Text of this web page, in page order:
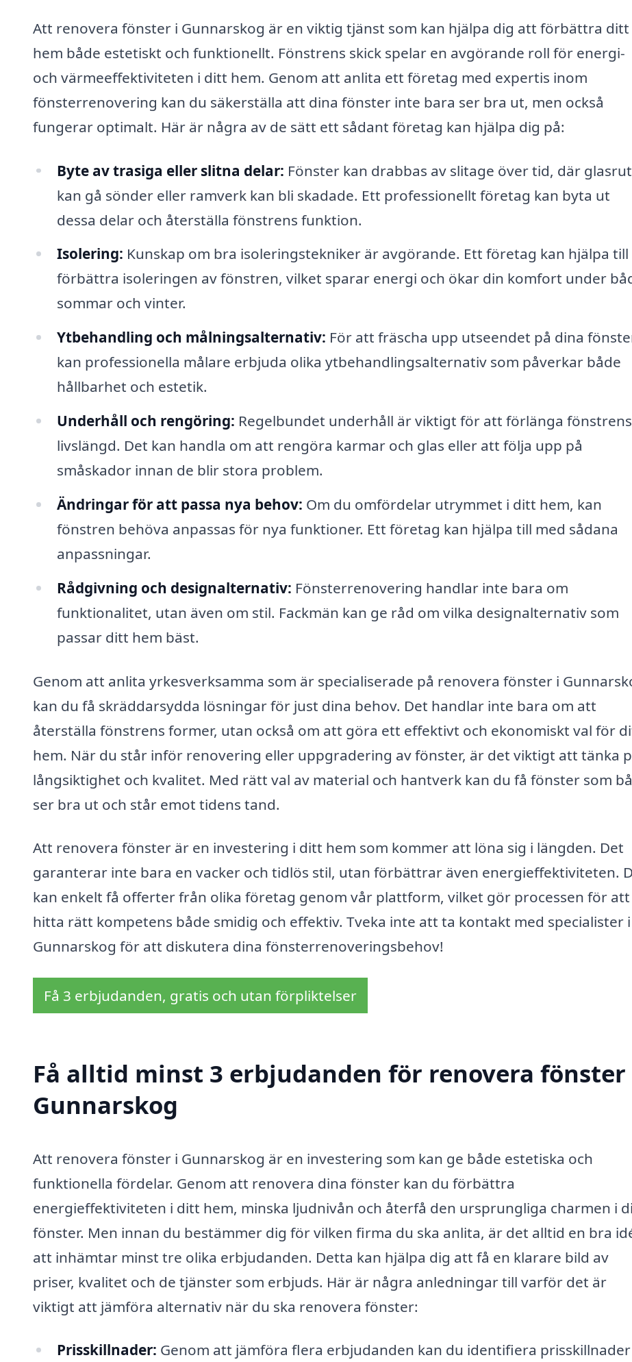
Att renovera fönster i Gunnarskog är en viktig tjänst som kan hjälpa dig att förbättra ditt
hem både estetiskt och funktionellt. Fönstrens skick spelar en avgörande roll för energi-
och värmeeffektiviteten i ditt hem. Genom att anlita ett företag med expertis inom
fönsterrenovering kan du säkerställa att dina fönster inte bara ser bra ut, men också
fungerar optimalt. Här är några av de sätt ett sådant företag kan hjälpa dig på:
Byte av trasiga eller slitna delar: Fönster kan drabbas av slitage över tid, där
kan gå sönder eller ramverk kan bli skadade. Ett professionellt företag kan byta ut
dessa delar och återställa fönstrens funktion.
Isolering: Kunskap om bra isoleringstekniker är avgörande. Ett företag kan hjälpa
förbättra isoleringen av fönstren, vilket sparar energi och ökar din komfort under
sommar och vinter.
Ytbehandling och målningsalternativ: För att fräscha upp utseendet på dina
kan professionella målare erbjuda olika ytbehandlingsalternativ som påverkar både
hållbarhet och estetik.
Underhåll och rengöring: Regelbundet underhåll är viktigt för att förlänga fönstrens
livslängd. Det kan handla om att rengöra karmar och glas eller att följa upp på
småskador innan de blir stora problem.
Ändringar för att passa nya behov: Om du omfördelar utrymmet i ditt hem, kan
fönstren behöva anpassas för nya funktioner. Ett företag kan hjälpa till med sådana
anpassningar.
Rådgivning och designalternativ: Fönsterrenovering handlar inte bara om
funktionalitet, utan även om stil. Fackmän kan ge råd om vilka designalternativ som
passar ditt hem bäst.
Genom att anlita yrkesverksamma som är specialiserade på renovera fönster i
kan du få skräddarsydda lösningar för just dina behov. Det handlar inte bara om att
återställa fönstrens former, utan också om att göra ett effektivt och ekonomiskt val för
hem. När du står inför renovering eller uppgradering av fönster, är det viktigt att tänka
långsiktighet och kvalitet. Med rätt val av material och hantverk kan du få fönster som
ser bra ut och står emot tidens tand.
Att renovera fönster är en investering i ditt hem som kommer att löna sig i längden. Det
garanterar inte bara en vacker och tidlös stil, utan förbättrar även energieffektiviteten.
kan enkelt få offerter från olika företag genom vår plattform, vilket gör processen för att
hitta rätt kompetens både smidig och effektiv. Tveka inte att ta kontakt med specialister i
Gunnarskog för att diskutera dina fönsterrenoveringsbehov!
Få 3 erbjudanden, gratis och utan förpliktelser
Få alltid minst 3 erbjudanden för renovera fönster
Gunnarskog
Att renovera fönster i Gunnarskog är en investering som kan ge både estetiska och
funktionella fördelar. Genom att renovera dina fönster kan du förbättra
energieffektiviteten i ditt hem, minska ljudnivån och återfå den ursprungliga charmen i
fönster. Men innan du bestämmer dig för vilken firma du ska anlita, är det alltid en bra
att inhämtar minst tre olika erbjudanden. Detta kan hjälpa dig att få en klarare bild av
priser, kvalitet och de tjänster som erbjuds. Här är några anledningar till varför det är
viktigt att jämföra alternativ när du ska renovera fönster:
Prisskillnader: Genom att jämföra flera erbjudanden kan du identifiera prisskillnader